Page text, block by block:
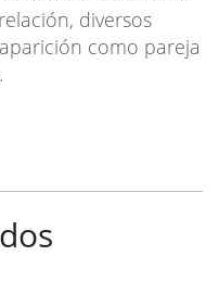
diversos
como pareja